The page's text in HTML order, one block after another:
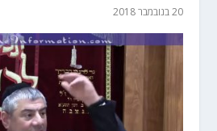
20 בנובמבר 2018